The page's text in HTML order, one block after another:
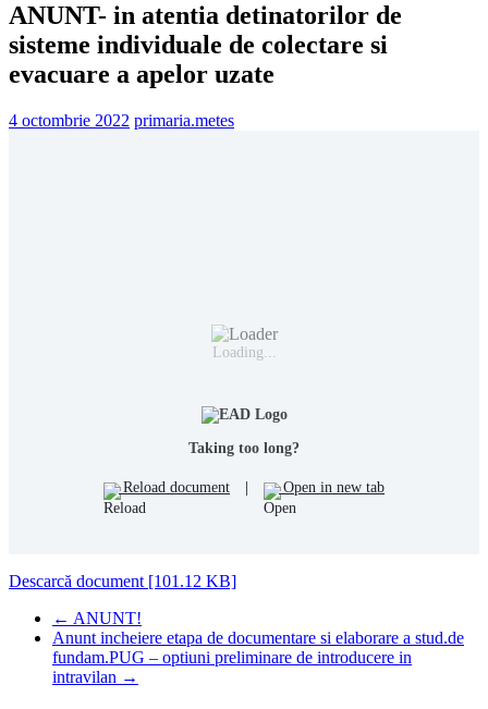
ANUNT- in atentia detinatorilor de
sisteme individuale de colectare si
evacuare a apelor uzate
4 octombrie 2022 primaria.metes
Loading...
Taking too long?
Reload document Open in new tab
Descarcă document [101.12 KB]
← ANUNT!
Anunt incheiere etapa de documentare si elaborare a stud.de
fundam.PUG – optiuni preliminare de introducere in
intravilan →